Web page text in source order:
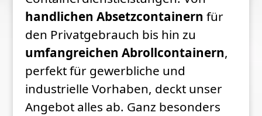
handlichen Absetzcontainern für
den Privatgebrauch bis hin zu
umfangreichen Abrollcontainern,
perfekt für gewerbliche und
industrielle Vorhaben, deckt unser
Angebot alles ab. Ganz besonders